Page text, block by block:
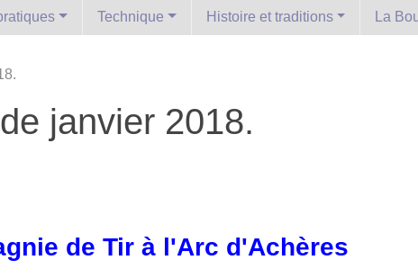
Technique Histoire et traditions La
janvier 2018.
de Tir à l'Arc d'Achères